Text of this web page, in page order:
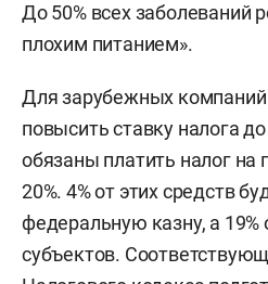
До 50% всех заболеваний
плохим питанием».
Для зарубежных компаний
повысить ставку налога
обязаны платить налог на
20%. 4% от этих средств
федеральную казну, а 19%
субъектов.